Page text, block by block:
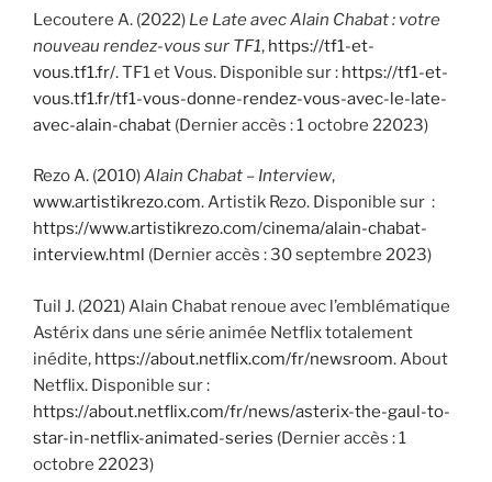
Lecoutere A. (2022) Le Late avec Alain Chabat : votre
nouveau rendez-vous sur TF1, https://tf1-et-
vous.tf1.fr/. TF1 et Vous. Disponible sur : https://tf1-et-
vous.tf1.fr/tf1-vous-donne-rendez-vous-avec-le-late-
avec-alain-chabat (Dernier accès : 1 octobre 22023)
Rezo A. (2010)Alain Chabat – Interview,
www.artistikrezo.com. Artistik Rezo. Disponible sur :
https://www.artistikrezo.com/cinema/alain-chabat-
interview.html (Dernier accès : 30 septembre 2023)
Tuil J. (2021) Alain Chabat renoue avec l’emblématique
Astérix dans une série animée Netflix totalement
inédite, https://about.netflix.com/fr/newsroom. About
Netflix. Disponible sur :
https://about.netflix.com/fr/news/asterix-the-gaul-to-
star-in-netflix-animated-series (Dernier accès : 1
octobre 22023)